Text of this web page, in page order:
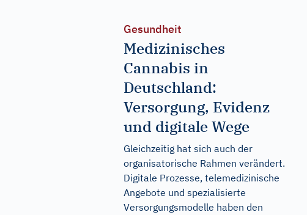
Gesundheit
Medizinisches
Cannabis in
Deutschland:
Versorgung, Evidenz
und digitale Wege
Gleichzeitig hat sich auch der
organisatorische Rahmen verändert.
Digitale Prozesse, telemedizinische
Angebote und spezialisierte
Versorgungsmodelle haben den